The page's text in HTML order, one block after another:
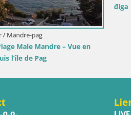
direct
Pro Center